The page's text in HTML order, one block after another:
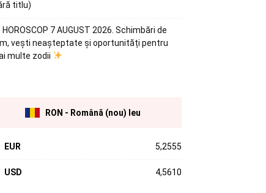
titlu)
HOROSCOP 7 AUGUST 2026. Schimbări de
vești neașteptate și oportunități pentru
multe zodii
RON - Română (nou) leu
EUR 5,2555
USD 4,5610